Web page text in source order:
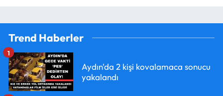
Trend Haberler
Aydın'da 2 kişi kovalamaca sonucu
yakalandı
1